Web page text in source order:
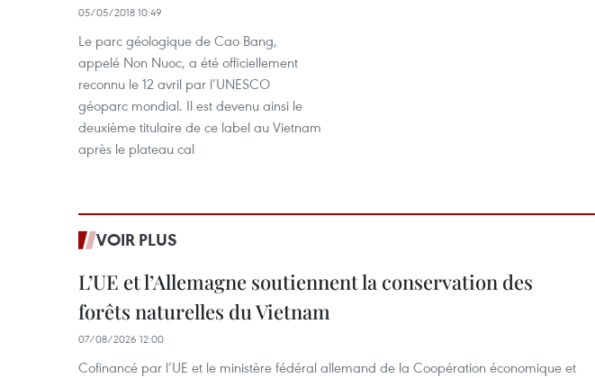
05/05/2018 10:49
Le parc géologique de Cao Bang,
appelé Non Nuoc, a été officiellement
reconnu le 12 avril par l’UNESCO
géoparc mondial. Il est devenu ainsi le
deuxième titulaire de ce label au Vietnam
après le plateau cal
VOIR PLUS
L’UE et l’Allemagne soutiennent la conservation des
forêts naturelles du Vietnam
07/08/2026 12:00
Cofinancé par l’UE et le ministère fédéral allemand de la Coopération économique et